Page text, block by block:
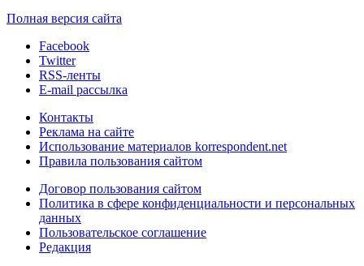
Полная версия сайта
Facebook
Twitter
RSS-ленты
E-mail рассылка
Контакты
Реклама на сайте
Использование материалов korrespondent.net
Правила пользования сайтом
Договор пользования сайтом
Политика в сфере конфиденциальности и персональных
данных
Пользовательское соглашение
Редакция